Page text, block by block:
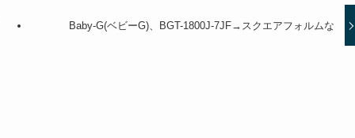
Baby-G(ベビーG)、BGT-1800J-7JF→スクエアフォルムな